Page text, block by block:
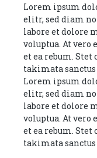
Lorem ipsum
elitr, sed diam
labore et dolore
voluptua. At vero
et ea rebum. Stet
takimata
Lorem ipsum
elitr, sed diam
labore et dolore
voluptua. At vero
et ea rebum. Stet
takimata